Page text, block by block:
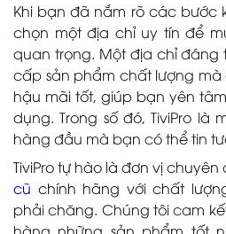
Khi bạn đã nắm rõ các bước
chọn một địa chỉ uy tín để
quan trọng. Một địa chỉ đáng
cấp sản phẩm chất lượng
hậu mãi tốt, giúp bạn yên
dụng. Trong số đó, TiviPro là
hàng đầu mà bạn có thể tin
TiviPro tự hào là đơn vị
cũ chính hãng với chất
phải chăng. Chúng tôi cam